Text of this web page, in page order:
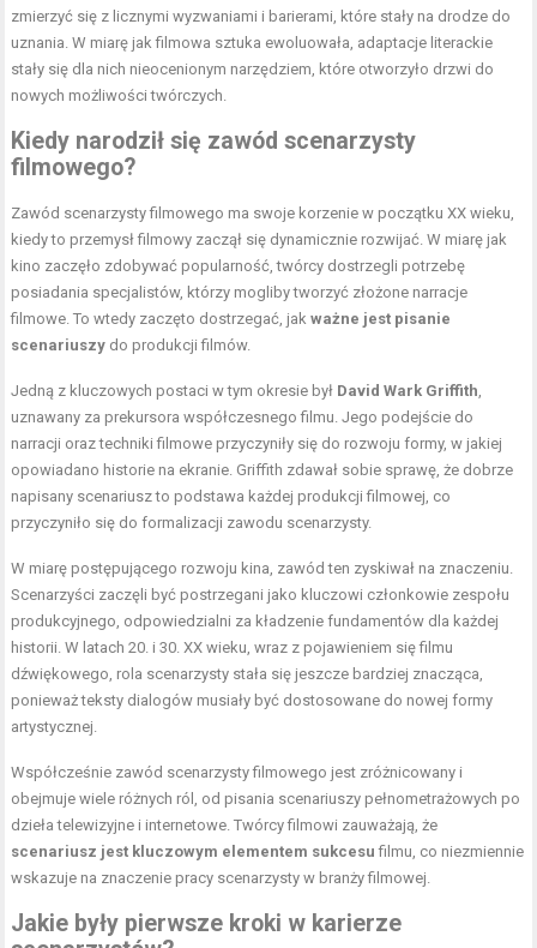
zmierzyć się z licznymi wyzwaniami i barierami, które stały na drodze do
uznania. W miarę jak filmowa sztuka ewoluowała, adaptacje literackie
stały się dla nich nieocenionym narzędziem, które otworzyło drzwi do
nowych możliwości twórczych.
Kiedy narodził się zawód scenarzysty
filmowego?
Zawód scenarzysty filmowego ma swoje korzenie w początku XX wieku,
kiedy to przemysł filmowy zaczął się dynamicznie rozwijać. W miarę jak
kino zaczęło zdobywać popularność, twórcy dostrzegli potrzebę
posiadania specjalistów, którzy mogliby tworzyć złożone narracje
filmowe. To wtedy zaczęto dostrzegać, jakważne jest pisanie
scenariuszy do produkcji filmów.
Jedną z kluczowych postaci w tym okresie był David Wark Griffith
uznawany za prekursora współczesnego filmu. Jego podejście do
narracji oraz techniki filmowe przyczyniły się do rozwoju formy, w jakiej
opowiadano historie na ekranie. Griffith zdawał sobie sprawę, że dobrze
napisany scenariusz to podstawa każdej produkcji filmowej, co
przyczyniło się do formalizacji zawodu scenarzysty.
W miarę postępującego rozwoju kina, zawód ten zyskiwał na znaczeniu.
Scenarzyści zaczęli być postrzegani jako kluczowi członkowie zespołu
produkcyjnego, odpowiedzialni za kładzenie fundamentów dla każdej
historii. W latach 20. i 30. XX wieku, wraz z pojawieniem się filmu
dźwiękowego, rola scenarzysty stała się jeszcze bardziej znacząca,
ponieważ teksty dialogów musiały być dostosowane do nowej formy
artystycznej.
Współcześnie zawód scenarzysty filmowego jest zróżnicowany i
obejmuje wiele różnych ról, od pisania scenariuszy pełnometrażowych po
dzieła telewizyjne i internetowe. Twórcy filmowi zauważają, że
scenariusz jest kluczowym elementem sukcesu filmu, co niezmiennie
wskazuje na znaczenie pracy scenarzysty w branży filmowej.
Jakie były pierwsze kroki w karierze